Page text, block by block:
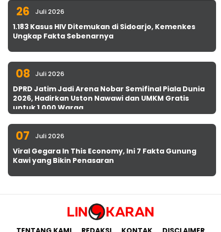
26 Juli 2026
1.183 Kasus HIV Ditemukan di Sidoarjo, Kemenkes
Ungkap Fakta Sebenarnya
08 Juli 2026
DPRD Jatim Jadi Arena Nobar Semifinal Piala Dunia
2026, Hadirkan Uston Nawawi dan UMKM Gratis
untuk 1.000 Warga
07 Juli 2026
Viral Gegara In This Economy, Ini 7 Fakta Gunung
Kawi yang Bikin Penasaran